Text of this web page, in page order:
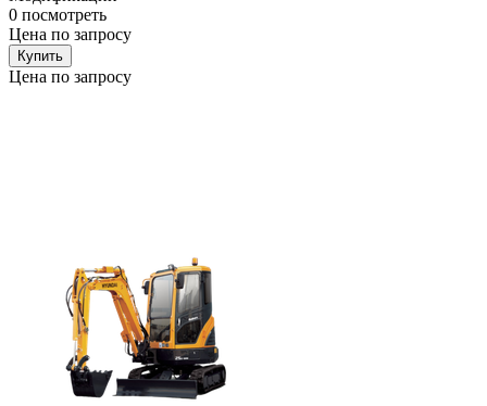
0 посмотреть
Цена по запросу
Купить
Цена по запросу